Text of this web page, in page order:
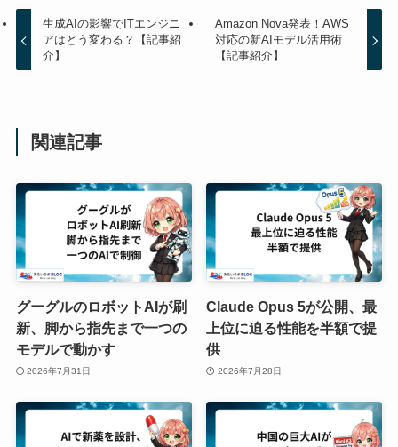
生成AIの影響でITエンジニ
アはどう変わる？【記事紹
介】
Amazon Nova発表！AWS
対応の新AIモデル活用術
【記事紹介】
関連記事
グーグルのロボットAIが刷
新、脚から指先まで一つの
モデルで動かす
2026年7月31日
Claude Opus 5が公開、最
上位に迫る性能を半額で提
供
2026年7月28日